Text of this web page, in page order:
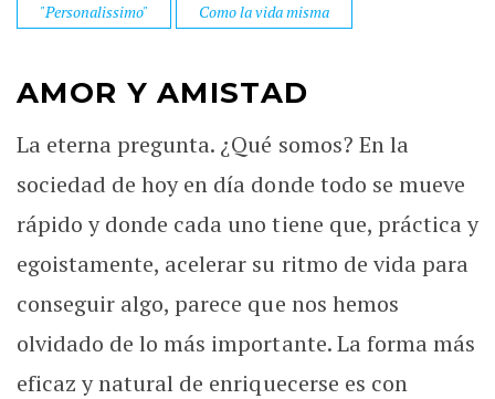
"Personalissimo" Como la vida misma
AMOR Y AMISTAD
La eterna pregunta. ¿Qué somos? En la
sociedad de hoy en día donde todo se mueve
rápido y donde cada uno tiene que, práctica y
egoistamente, acelerar su ritmo de vida para
conseguir algo, parece que nos hemos
olvidado de lo más importante. La forma más
eficaz y natural de enriquecerse es con